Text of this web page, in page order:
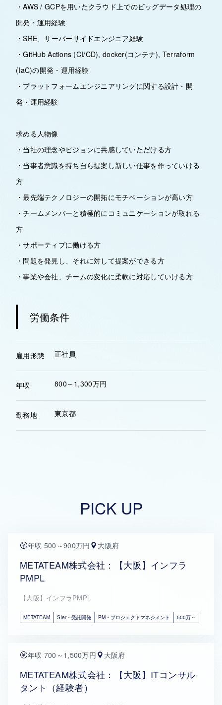
・AWS / GCPを用いたクラウド上でのビッグデータ処理の
開発・運用経験
・SRE、サーバーサイドエンジニア経験
・GitHub Actions (CI/CD), docker(コンテナ), Terraform
(IaC)の開発・運用経験
・プラットフォームエンジニアリングに関する設計・開
発・運用経験
求める人物像
・当社の理念やビジョンに共感していただける方
・当事者意識を持ち自ら提案し新しい仕事を作っていける
方
・最先端テクノロジーの開拓にモチベーションが高い方
・チームメンバーと積極的にコミュニケーションが取れる
方
・サポーティブに働ける方
・問題を発見し、それに対して提案ができる方
・事業や会社、チームの変化に柔軟に対応していける方
労働条件
雇用形態 正社員
年収 800～1,300万円
勤務地 東京都
PICK UP
年収 500～900万円 大阪府
METATEAM株式会社：【大阪】インフラ
PMPL
【大阪】インフラPMPL
METATEAM SIer・受託開発 PM・プロジェクトマネジメント 500万～
年収 700～1,500万円 大阪府
METATEAM株式会社：【大阪】ITコンサル
タント（経験者）